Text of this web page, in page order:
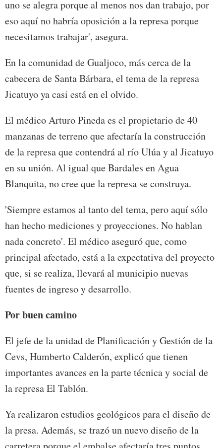
uno se alegra porque al menos nos dan trabajo, por
eso aquí no habría oposición a la represa porque
necesitamos trabajar', asegura.
En la comunidad de Gualjoco, más cerca de la
cabecera de Santa Bárbara, el tema de la represa
Jicatuyo ya casi está en el olvido.
El médico Arturo Pineda es el propietario de 40
manzanas de terreno que afectaría la construcción
de la represa que contendrá al río Ulúa y al Jicatuyo
en su unión. Al igual que Bardales en Agua
Blanquita, no cree que la represa se construya.
'Siempre estamos al tanto del tema, pero aquí sólo
han hecho mediciones y proyecciones. No hablan
nada concreto'. El médico aseguró que, como
principal afectado, está a la expectativa del proyecto
que, si se realiza, llevará al municipio nuevas
fuentes de ingreso y desarrollo.
Por buen camino
El jefe de la unidad de Planificación y Gestión de la
Cevs, Humberto Calderón, explicó que tienen
importantes avances en la parte técnica y social de
la represa El Tablón.
Ya realizaron estudios geológicos para el diseño de
la presa. Además, se trazó un nuevo diseño de la